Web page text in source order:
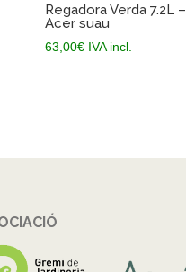
Regadora Verda 7.2L –
Acer suau
63,00€ IVA incl.